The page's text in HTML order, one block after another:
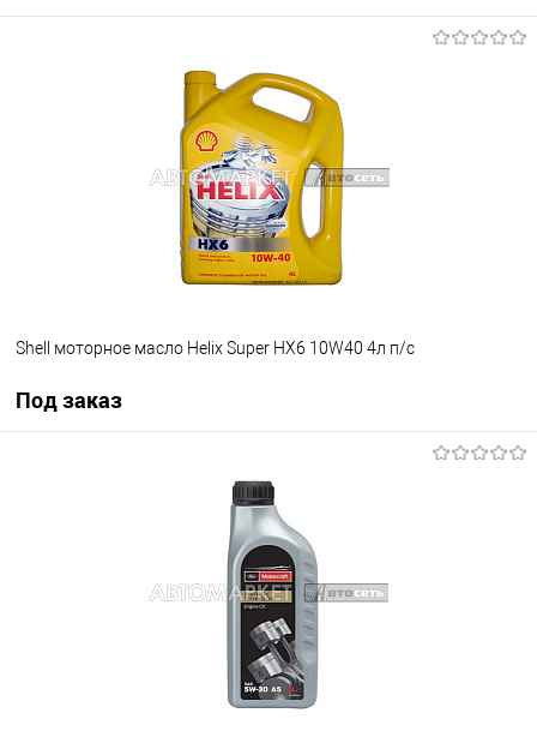
Под заказ
Shell моторное масло Helix Super HX6 10W40 4л п/с
Под заказ